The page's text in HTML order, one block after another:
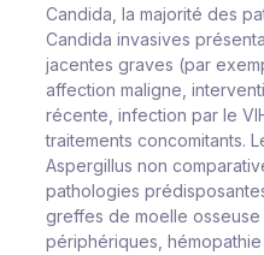
Candida, la majorité des
Candida invasives
jacentes graves (par
affection maligne,
récente, infection par le
traitements concomitants.
Aspergillus non
pathologies
greffes de moelle
périphériques,